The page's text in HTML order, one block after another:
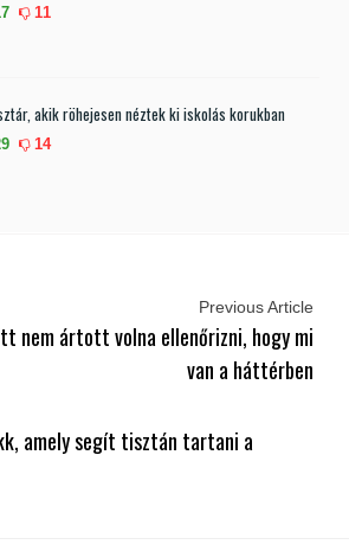
11
akik röhejesen néztek ki iskolás korukban
14
Previous Article
nem ártott volna ellenőrizni, hogy mi
van a háttérben
amely segít tisztán tartani a